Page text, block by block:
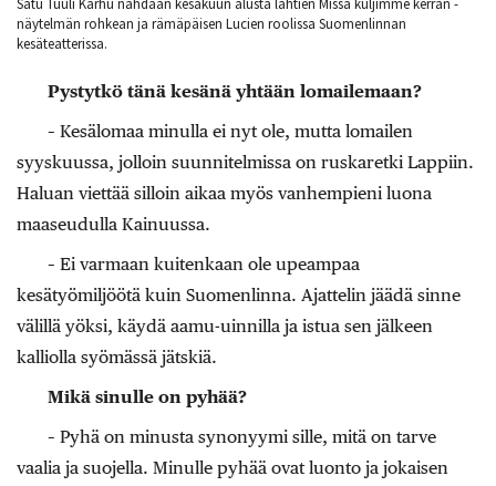
Satu Tuuli Karhu nähdään kesäkuun alusta lähtien Missä kuljimme kerran -
näytelmän rohkean ja rämäpäisen Lucien roolissa Suomenlinnan
kesäteatterissa.
Pystytkö tänä kesänä yhtään lomailemaan?
– Kesälomaa minulla ei nyt ole, mutta lomailen
syyskuussa, jolloin suunnitelmissa on ruskaretki Lappiin.
Haluan viettää silloin aikaa myös vanhempieni luona
maaseudulla Kainuussa.
– Ei varmaan kuitenkaan ole upeampaa
kesätyömiljöötä kuin Suomenlinna. Ajattelin jäädä sinne
välillä yöksi, käydä aamu-uinnilla ja istua sen jälkeen
kalliolla syömässä jätskiä.
Mikä sinulle on pyhää?
– Pyhä on minusta synonyymi sille, mitä on tarve
vaalia ja suojella. Minulle pyhää ovat luonto ja jokaisen